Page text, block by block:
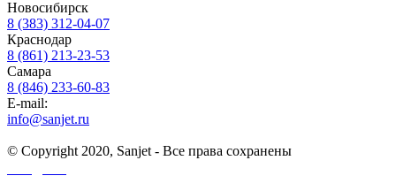
Новосибирск
8 (383) 312-04-07
Краснодар
8 (861) 213-23-53
Самара
8 (846) 233-60-83
E-mail:
info@sanjet.ru
© Copyright 2020, Sanjet - Все права сохранены